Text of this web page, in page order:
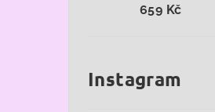
659 Kč
Instagram